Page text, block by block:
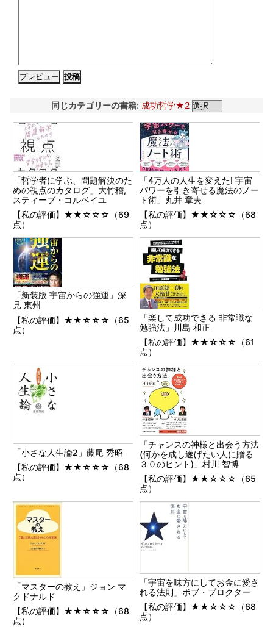
同じカテゴリーの書籍: 成功哲学★2
「哲学者に学ぶ、問題解決のた
めの視点のカタログ」大竹稽,
スティーブ・コルベイユ
【私の評価】★★☆☆☆（69
点）
「4万人の人生を変えた! 宇宙
パワーを引き寄せる魔法のノー
ト術」丸井 章夫
【私の評価】★★☆☆☆（68
点）
「新装版 宇宙からの強運」深
見 東州
【私の評価】★★☆☆☆（65
点）
「楽して成功できる 非常識な
勉強法」川島 和正
【私の評価】★★☆☆☆（61
点）
「小さな人生論2」藤尾 秀昭
【私の評価】★★☆☆☆（68
点）
「チャンスの神様と出会う方法
(何かを成し遂げたい人に贈る
３０のヒント)」村川 智博
【私の評価】★★☆☆☆（65
点）
「マスターの教え」ジョン マ
クドナルド
【私の評価】★★☆☆☆（68
点）
「宇宙を味方にしてお金に愛さ
れる法則」ボブ・プロクター
【私の評価】★★☆☆☆（68
点）